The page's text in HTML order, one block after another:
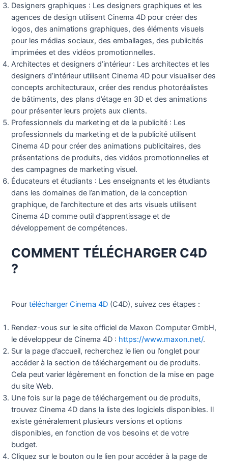
Designers graphiques : Les designers graphiques et les
agences de design utilisent Cinema 4D pour créer des
logos, des animations graphiques, des éléments visuels
pour les médias sociaux, des emballages, des publicités
imprimées et des vidéos promotionnelles.
Architectes et designers d’intérieur : Les architectes et les
designers d’intérieur utilisent Cinema 4D pour visualiser des
concepts architecturaux, créer des rendus photoréalistes
de bâtiments, des plans d’étage en 3D et des animations
pour présenter leurs projets aux clients.
Professionnels du marketing et de la publicité : Les
professionnels du marketing et de la publicité utilisent
Cinema 4D pour créer des animations publicitaires, des
présentations de produits, des vidéos promotionnelles et
des campagnes de marketing visuel.
Éducateurs et étudiants : Les enseignants et les étudiants
dans les domaines de l’animation, de la conception
graphique, de l’architecture et des arts visuels utilisent
Cinema 4D comme outil d’apprentissage et de
développement de compétences.
COMMENT TÉLÉCHARGER C4D
?
Pour télécharger Cinema 4D (C4D), suivez ces étapes :
Rendez-vous sur le site officiel de Maxon Computer GmbH,
le développeur de Cinema 4D : https://www.maxon.net/.
Sur la page d’accueil, recherchez le lien ou l’onglet pour
accéder à la section de téléchargement ou de produits.
Cela peut varier légèrement en fonction de la mise en page
du site Web.
Une fois sur la page de téléchargement ou de produits,
trouvez Cinema 4D dans la liste des logiciels disponibles. Il
existe généralement plusieurs versions et options
disponibles, en fonction de vos besoins et de votre
budget.
Cliquez sur le bouton ou le lien pour accéder à la page de